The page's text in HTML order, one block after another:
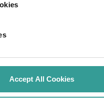
Accept All Cookies
01/03